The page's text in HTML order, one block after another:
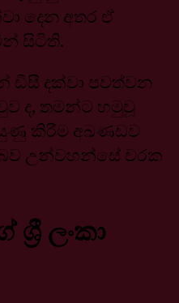
දෙන අතර ඒ
සිටිති.
ඩීසී දක්වා පවත්වන
ද, තමන්ට හමුවූ
කිරීම අඛණඩව
උන්වහන්සේ වරක
ලංකා